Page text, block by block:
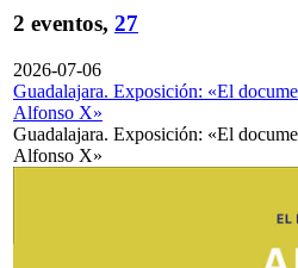
2 eventos, 27
2026-07-06
Guadalajara. Exposición: «El
Alfonso X»
Guadalajara. Exposición: «El
Alfonso X»